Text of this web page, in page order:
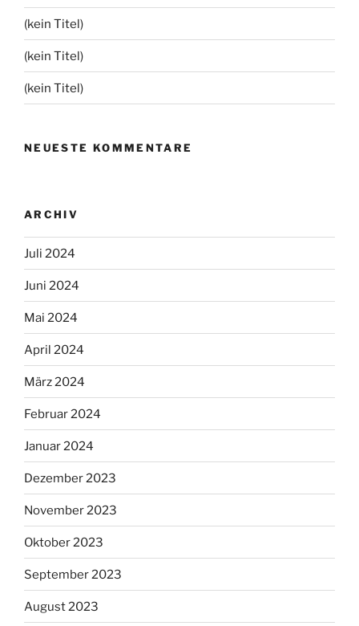
(kein Titel)
(kein Titel)
(kein Titel)
NEUESTE KOMMENTARE
ARCHIV
Juli 2024
Juni 2024
Mai 2024
April 2024
März 2024
Februar 2024
Januar 2024
Dezember 2023
November 2023
Oktober 2023
September 2023
August 2023